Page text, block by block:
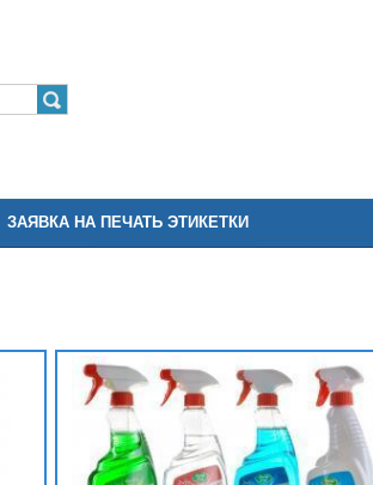
ЗАЯВКА НА ПЕЧАТЬ ЭТИКЕТКИ